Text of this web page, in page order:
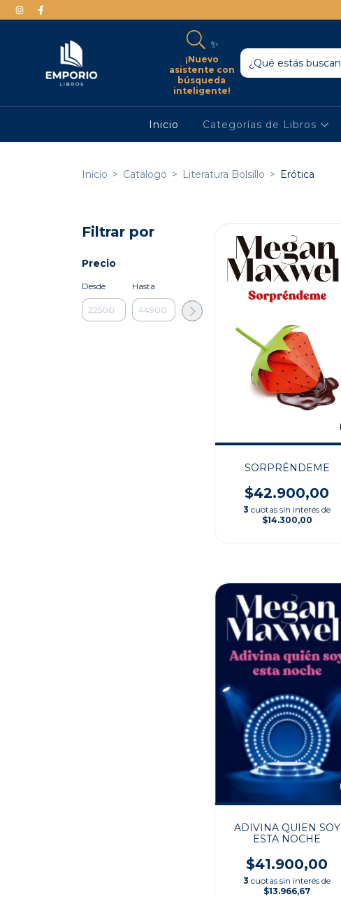
✨
¡Nuevo
asistente con
búsqueda
inteligente!
Inicio Categorías de Libros
Inicio > Catalogo > Literatura Bolsillo > Erótica
Filtrar por
Precio
Desde Hasta
SORPRÉNDEME
$42.900,00
3 cuotas sin interés de
$14.300,00
ADIVINA QUIEN SOY
ESTA NOCHE
$41.900,00
3 cuotas sin interés de
$13.966,67